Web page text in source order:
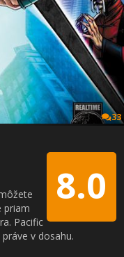
33
8.0
priam
Pacific
v dosahu.